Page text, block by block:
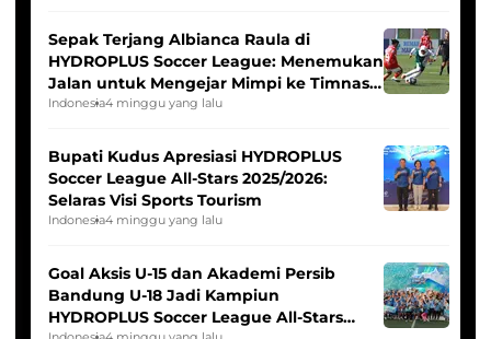
Sepak Terjang Albianca Raula di
HYDROPLUS Soccer League: Menemukan
Jalan untuk Mengejar Mimpi ke Timnas
Indonesia Putri
Indonesia4 minggu yang lalu
Bupati Kudus Apresiasi HYDROPLUS
Soccer League All-Stars 2025/2026:
Selaras Visi Sports Tourism
Indonesia4 minggu yang lalu
Goal Aksis U-15 dan Akademi Persib
Bandung U-18 Jadi Kampiun
HYDROPLUS Soccer League All-Stars